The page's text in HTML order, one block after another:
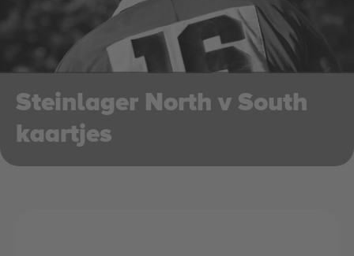
Steinlager North v South
kaartjes